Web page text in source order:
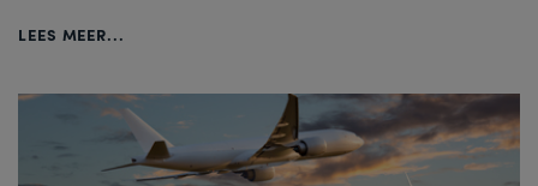
LEES MEER...